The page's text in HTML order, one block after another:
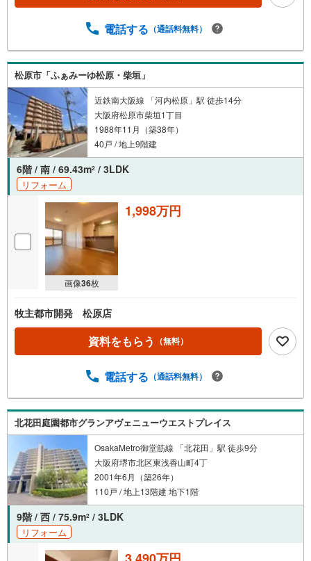
存
す
る
電話する （通話料無料）
松原市「ふぁみーゆ松原・柴垣」
近鉄南大阪線 「河内松原」駅 徒歩14分
大阪府松原市柴垣1丁目
1988年11月（築38年）
40戸 / 地上9階建
6階 / 南 / 69.43m2 / 3LDK
リフォーム
画像36枚
1,998万円
牧主都市開発 松原店
資料をもらう （無料）
電話する （通話料無料）
北花田庭園都市グランアヴェニューウエストプレイス
OsakaMetro御堂筋線 「北花田」駅 徒歩9分
大阪府堺市北区東浅香山町4丁
2001年6月（築26年）
110戸 / 地上13階建 地下1階
9階 / 西 / 75.9m2 / 3LDK
リフォーム